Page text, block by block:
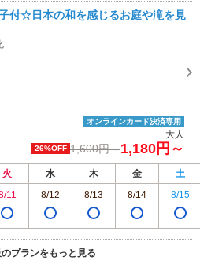
付☆日本の和を感じるお庭や滝を見
オンラインカード決済専用
大人
26%OFF 1,600円～1,180円～
火 水 木 金
土
11 8/12 8/13 8/14 8/15
プランをもっと見る